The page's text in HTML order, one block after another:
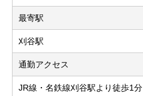
最寄駅
刈谷駅
通勤アクセス
JR線・名鉄線刈谷駅より徒歩1分